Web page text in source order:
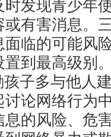
发现青少年
或有害消息。
临的可能风
到最高级别
孩子多与他人
论网络行为
的风险、危